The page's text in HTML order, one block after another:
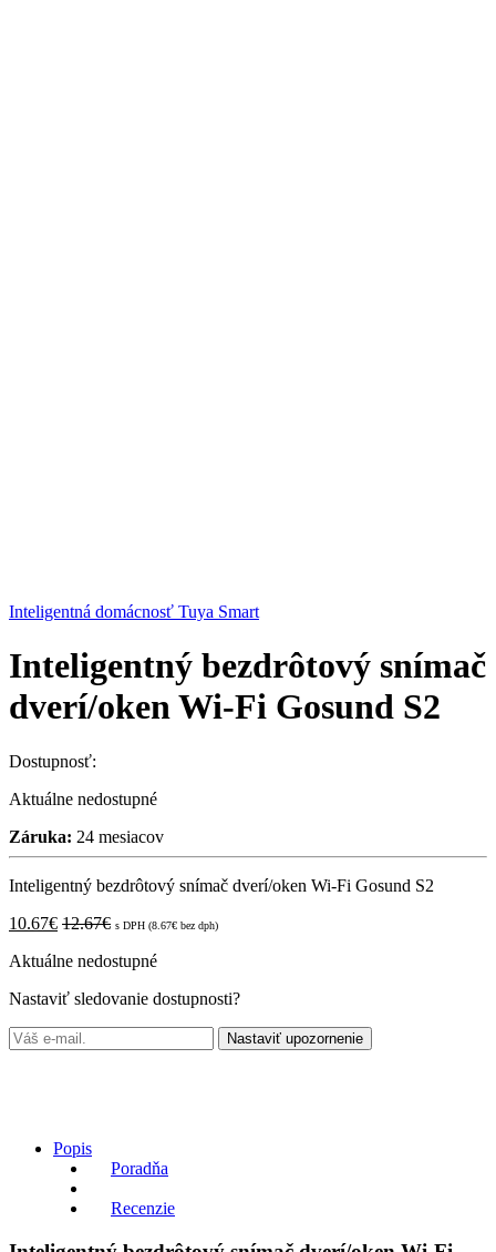
Inteligentná domácnosť Tuya Smart
Inteligentný bezdrôtový snímač
dverí/oken Wi-Fi Gosund S2
Dostupnosť:
Aktuálne nedostupné
Záruka: 24 mesiacov
Inteligentný bezdrôtový snímač dverí/oken Wi-Fi Gosund S2
10.67€ 12.67€ s DPH (8.67€ bez dph)
Aktuálne nedostupné
Nastaviť sledovanie dostupnosti?
Nastaviť upozornenie
Popis
Poradňa
Recenzie